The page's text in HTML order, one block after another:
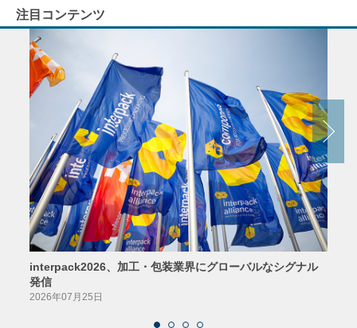
注目コンテンツ
interpack2026、加工・包装業界にグローバルなシグナル
発信
2026年07月25日